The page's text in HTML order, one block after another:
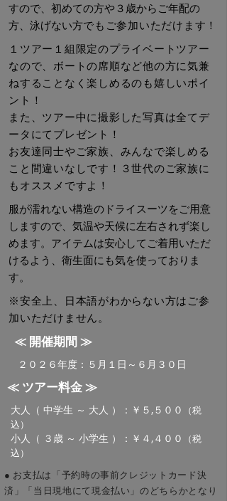
すので、初めての方や３歳からご年配の
方、泳げない方でもご参加いただけます！
１ツアー１組限定のプライベートツアー
なので、ボートの席順など他の方に気兼
ねすることなく楽しめるのも嬉しいポイ
ント！
また、ツアー中に撮影した写真は全てデ
ータにてプレゼント！
お友達同士やご家族、みんなで楽しめる
こと間違いなしです！３世代のご家族に
もオススメですよ！
服が濡れない構造のドライスーツをご用意
しますので、気温や天候に左右されず楽し
めます。アイテムは安心してご着用いただ
けるよう、衛生面にも気を使っておりま
す。
※安全上、日本語がわからない方はご参
加いただけません。
​≪ 開催期間 ≫
２０２６年度：５月１日～６月３０日
≪ ツアー料金 ≫
大人（ 中学生 ～ 大人 ）：￥５,５００
（税
込）
小人（ ３歳 ～ 小学生 ）：￥４,４００
（税
込）
● お支払は「予約時の事前クレジットカード決
済」「当日現地にて現金払い」のどちらかとなり